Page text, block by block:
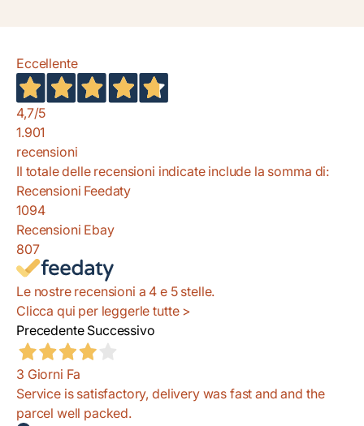
Eccellente
4,7/5
1.901
recensioni
Il totale delle recensioni indicate include la somma di:
Recensioni Feedaty
1094
Recensioni Ebay
807
Le nostre recensioni a 4 e 5 stelle.
Clicca qui per leggerle tutte >
Precedente Successivo
3 Giorni Fa
Service is satisfactory, delivery was fast and and the
parcel well packed.